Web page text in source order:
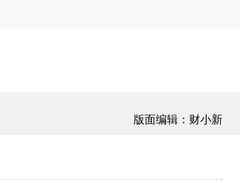
版面编辑：财小新